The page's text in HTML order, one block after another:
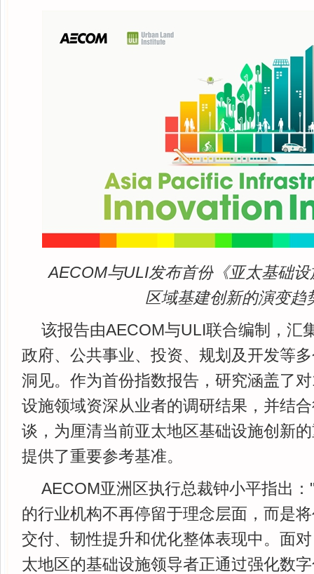
AECOM与ULI发布首份《亚太基础
区域基建创新的演变趋
该报告由AECOM与ULI联合编制，汇
政府、公共事业、投资、规划及开发等
洞见。作为首份指数报告，研究涵盖了
设施领域资深从业者的调研结果，并结
谈，为厘清当前亚太地区基础设施创新
提供了重要参考基准。
AECOM亚洲区执行总裁钟小平指出
的行业机构不再停留于理念层面，而是
交付、韧性提升和优化整体表现中。面
太地区的基础设施领导者正通过强化数